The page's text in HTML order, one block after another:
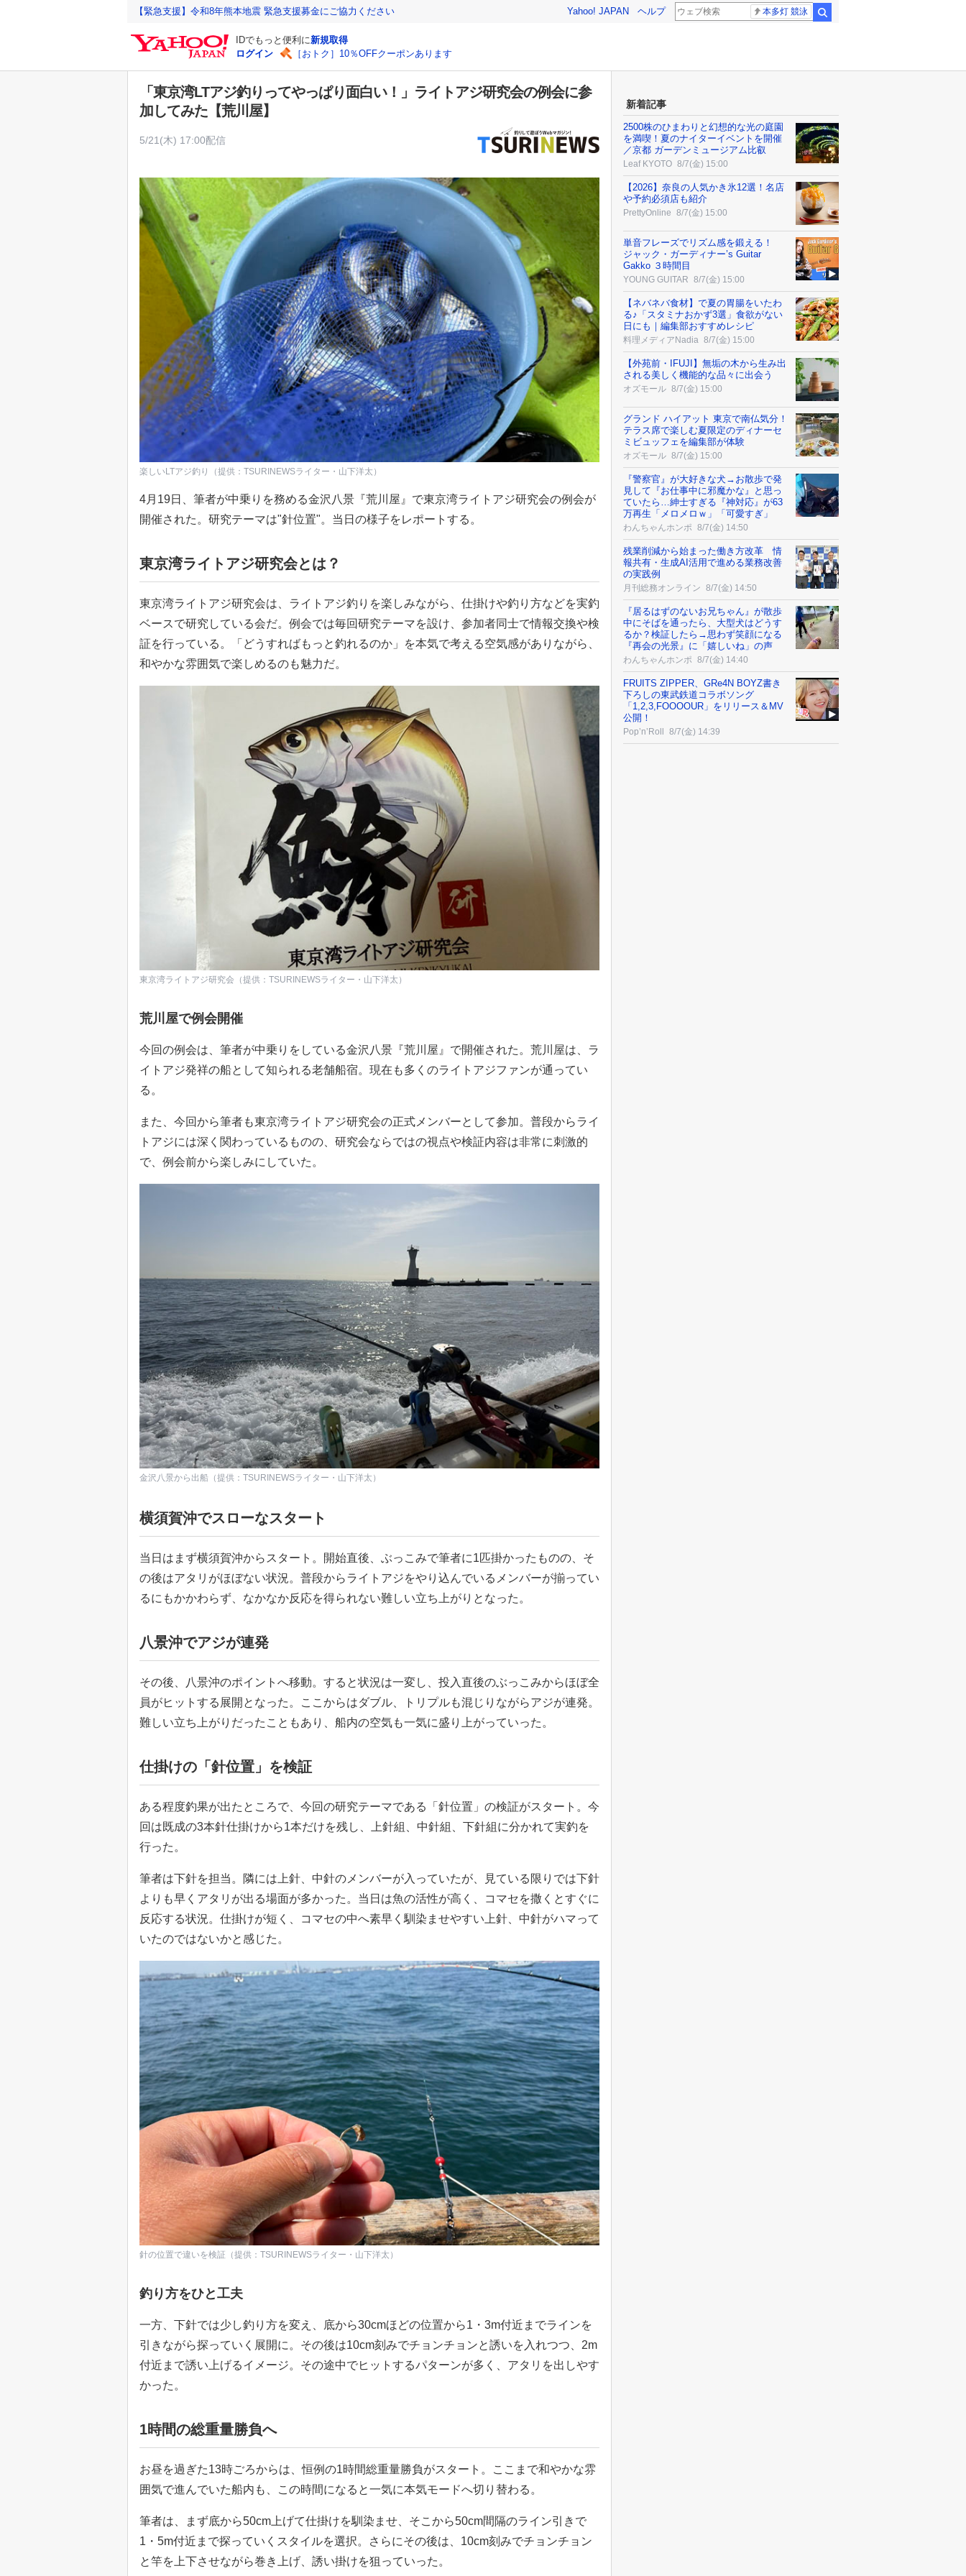
【緊急支援】令和8年熊本地震 緊急支援募金にご協力ください Yahoo! JAPAN ヘルプ 本多灯 競泳
IDでもっと便利に新規取得
ログイン
［おトク］10％OFFクーポンあります
「東京湾LTアジ釣りってやっぱり面白い！」ライトアジ研究会の例会に参
加してみた【荒川屋】
5/21(木) 17:00配信
楽しいLTアジ釣り（提供：TSURINEWSライター・山下洋太）
4月19日、筆者が中乗りを務める金沢八景『荒川屋』で東京湾ライトアジ研究会の例会が
開催された。研究テーマは"針位置"。当日の様子をレポートする。
東京湾ライトアジ研究会とは？
東京湾ライトアジ研究会は、ライトアジ釣りを楽しみながら、仕掛けや釣り方などを実釣
ベースで研究している会だ。例会では毎回研究テーマを設け、参加者同士で情報交換や検
証を行っている。「どうすればもっと釣れるのか」を本気で考える空気感がありながら、
和やかな雰囲気で楽しめるのも魅力だ。
東京湾ライトアジ研究会（提供：TSURINEWSライター・山下洋太）
荒川屋で例会開催
今回の例会は、筆者が中乗りをしている金沢八景『荒川屋』で開催された。荒川屋は、ラ
イトアジ発祥の船として知られる老舗船宿。現在も多くのライトアジファンが通ってい
る。
また、今回から筆者も東京湾ライトアジ研究会の正式メンバーとして参加。普段からライ
トアジには深く関わっているものの、研究会ならではの視点や検証内容は非常に刺激的
で、例会前から楽しみにしていた。
金沢八景から出船（提供：TSURINEWSライター・山下洋太）
横須賀沖でスローなスタート
当日はまず横須賀沖からスタート。開始直後、ぶっこみで筆者に1匹掛かったものの、そ
の後はアタリがほぼない状況。普段からライトアジをやり込んでいるメンバーが揃ってい
るにもかかわらず、なかなか反応を得られない難しい立ち上がりとなった。
八景沖でアジが連発
その後、八景沖のポイントへ移動。すると状況は一変し、投入直後のぶっこみからほぼ全
員がヒットする展開となった。ここからはダブル、トリプルも混じりながらアジが連発。
難しい立ち上がりだったこともあり、船内の空気も一気に盛り上がっていった。
仕掛けの「針位置」を検証
ある程度釣果が出たところで、今回の研究テーマである「針位置」の検証がスタート。今
回は既成の3本針仕掛けから1本だけを残し、上針組、中針組、下針組に分かれて実釣を
行った。
筆者は下針を担当。隣には上針、中針のメンバーが入っていたが、見ている限りでは下針
よりも早くアタリが出る場面が多かった。当日は魚の活性が高く、コマセを撒くとすぐに
反応する状況。仕掛けが短く、コマセの中へ素早く馴染ませやすい上針、中針がハマって
いたのではないかと感じた。
針の位置で違いを検証（提供：TSURINEWSライター・山下洋太）
釣り方をひと工夫
一方、下針では少し釣り方を変え、底から30cmほどの位置から1・3m付近までラインを
引きながら探っていく展開に。その後は10cm刻みでチョンチョンと誘いを入れつつ、2m
付近まで誘い上げるイメージ。その途中でヒットするパターンが多く、アタリを出しやす
かった。
1時間の総重量勝負へ
お昼を過ぎた13時ごろからは、恒例の1時間総重量勝負がスタート。ここまで和やかな雰
囲気で進んでいた船内も、この時間になると一気に本気モードへ切り替わる。
筆者は、まず底から50cm上げて仕掛けを馴染ませ、そこから50cm間隔のライン引きで
1・5m付近まで探っていくスタイルを選択。さらにその後は、10cm刻みでチョンチョン
と竿を上下させながら巻き上げ、誘い掛けを狙っていった。
新着記事
2500株のひまわりと幻想的な光の庭園
を満喫！夏のナイターイベントを開催
／京都 ガーデンミュージアム比叡
Leaf KYOTO 8/7(金) 15:00
【2026】奈良の人気かき氷12選！名店
や予約必須店も紹介
PrettyOnline 8/7(金) 15:00
単音フレーズでリズム感を鍛える！
ジャック・ガーディナー’s Guitar
Gakko ３時間目
YOUNG GUITAR 8/7(金) 15:00
【ネバネバ食材】で夏の胃腸をいたわ
る♪「スタミナおかず3選」食欲がない
日にも｜編集部おすすめレシピ
料理メディアNadia 8/7(金) 15:00
【外苑前・IFUJI】無垢の木から生み出
される美しく機能的な品々に出会う
オズモール 8/7(金) 15:00
グランド ハイアット 東京で南仏気分！
テラス席で楽しむ夏限定のディナーセ
ミビュッフェを編集部が体験
オズモール 8/7(金) 15:00
『警察官』が大好きな犬→お散歩で発
見して『お仕事中に邪魔かな』と思っ
ていたら…紳士すぎる『神対応』が63
万再生「メロメロｗ」「可愛すぎ」
わんちゃんホンポ 8/7(金) 14:50
残業削減から始まった働き方改革 情
報共有・生成AI活用で進める業務改善
の実践例
月刊総務オンライン 8/7(金) 14:50
『居るはずのないお兄ちゃん』が散歩
中にそばを通ったら、大型犬はどうす
るか？検証したら→思わず笑顔になる
『再会の光景』に「嬉しいね」の声
わんちゃんホンポ 8/7(金) 14:40
FRUITS ZIPPER、GRe4N BOYZ書き
下ろしの東武鉄道コラボソング
「1,2,3,FOOOOUR」をリリース＆MV
公開！
Pop’n’Roll 8/7(金) 14:39